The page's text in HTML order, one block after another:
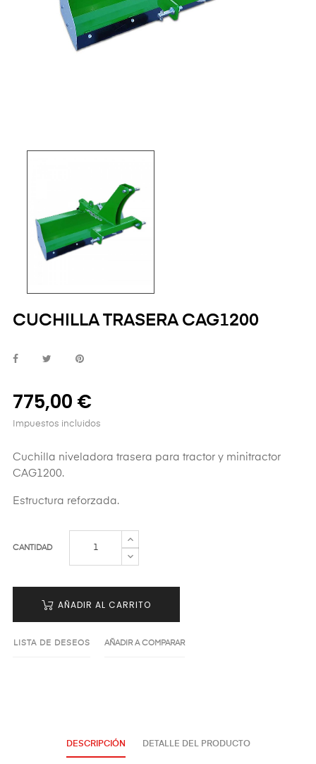
CUCHILLA TRASERA CAG1200
775,00 €
Impuestos incluidos
Cuchilla niveladora trasera para tractor y minitractor
CAG1200.
Estructura reforzada.
CANTIDAD
AÑADIR AL CARRITO
LISTA DE DESEOS AÑADIR A COMPARAR
DESCRIPCIÓN DETALLE DEL PRODUCTO